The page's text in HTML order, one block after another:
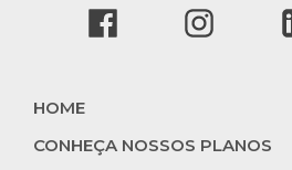
HOME
CONHEÇA NOSSOS PLANOS